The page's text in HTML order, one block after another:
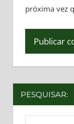
próxima vez
PESQUISAR: